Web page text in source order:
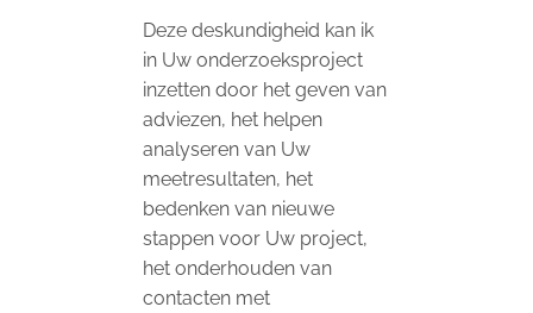
Deze deskundigheid kan ik
in Uw onderzoeksproject
inzetten door het geven van
adviezen, het helpen
analyseren van Uw
meetresultaten, het
bedenken van nieuwe
stappen voor Uw project,
het onderhouden van
contacten met